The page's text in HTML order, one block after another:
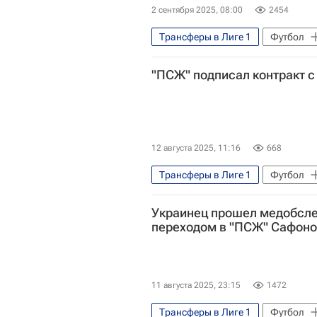
2 сентября 2025, 08:00 2454
Трансферы в Лиге 1 Футбол
Спорт — видео
Авторы
Трансферы в Бундеслиге
Серия А 2026-2027 (Чемпионат
Чемпионат Франции по футболу
Ливерпуль
Манчестер Сити
Александер Исак
Флориан
Маркус Рэшфорд
"ПСЖ" подписал контракт
12 августа 2025, 11:16 668
Трансферы в Лиге 1 Футбол
Пари Сен-Жермен (ПСЖ)
Трансферы
Украинец прошел
переходом в "ПСЖ"
11 августа 2025, 23:15 1472
Трансферы в Лиге 1 Футбол